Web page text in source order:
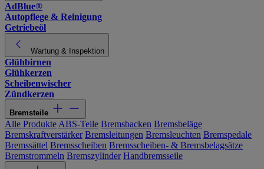
AdBlue®
Autopflege & Reinigung
Getriebeöl
Wartung & Inspektion
Glühbirnen
Glühkerzen
Scheibenwischer
Zündkerzen
Bremsteile
Alle Produkte ABS-Teile Bremsbacken Bremsbeläge
Bremskraftverstärker Bremsleitungen Bremsleuchten Bremspedale
Bremssättel Bremsscheiben Bremsscheiben- & Bremsbelagsätze
Bremstrommeln Bremszylinder Handbremsseile